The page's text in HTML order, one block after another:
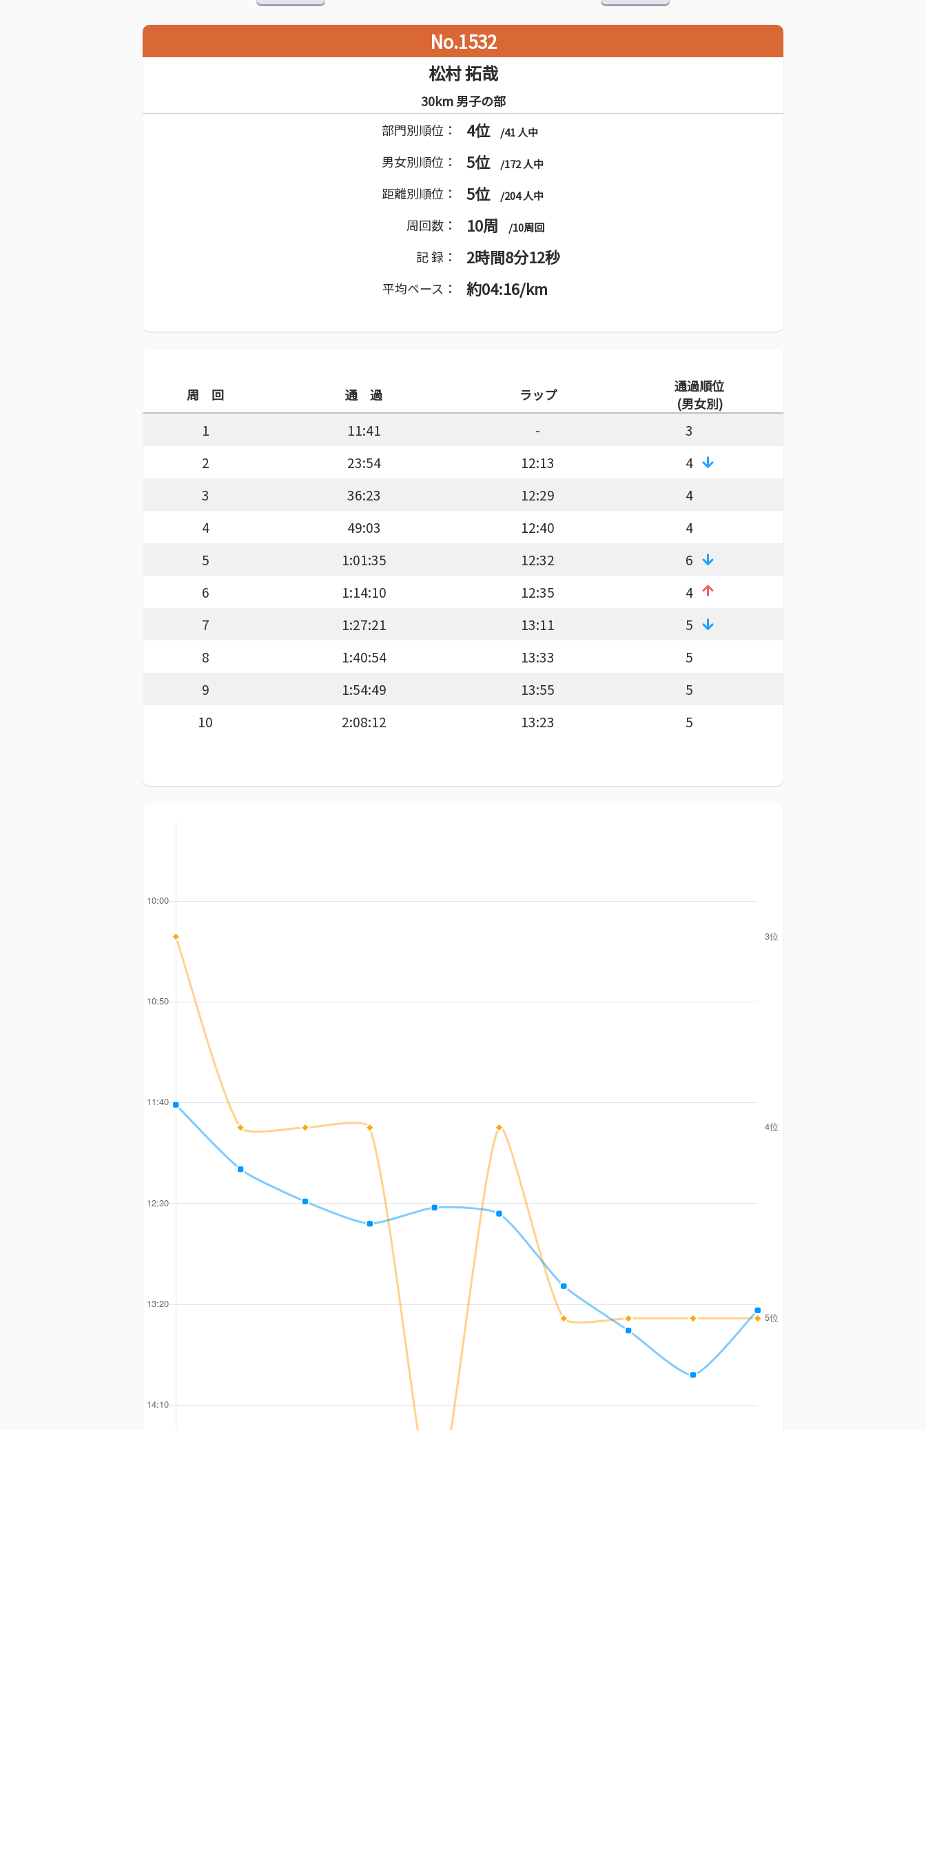
No.1532
松村 拓哉
30km 男子の部
部門別順位：
4位 /41 人中
男女別順位： 5位 /172 人中
距離別順位： 5位 /204 人中
周回数： 10周 /10周回
記 録： 2時間8分12秒
平均ペース： 約04:16/km
周 回 通 過 ラップ
通過順位
(男女別)
1 11:41 -
3
2
23:54 12:13
4
3
36:23 12:29
4
4
49:03 12:40
4
5
1:01:35 12:32
6
6
1:14:10 12:35
4
7
1:27:21 13:11
5
8
1:40:54 13:33
5
9
1:54:49 13:55
5
10
2:08:12 13:23 5